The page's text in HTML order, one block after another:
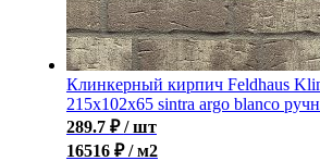
Клинкерный кирпич Feldhaus
215x102x65 sintra argo blanco
289.7 ₽ / шт
16516 ₽ / м2